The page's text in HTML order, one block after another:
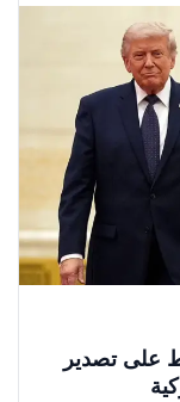
على تصدير